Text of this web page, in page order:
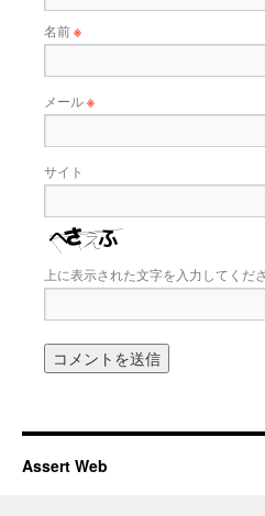
名前※
メール※
サイト
上に表示された文字を入力してくださ
Assert Web